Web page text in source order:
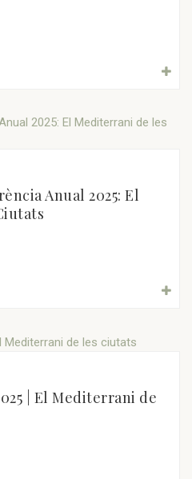
Anual 2025: El
| El Mediterrani de